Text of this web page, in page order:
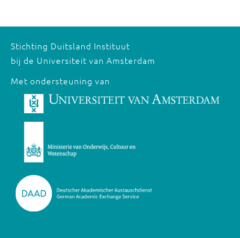
Stichting Duitsland Instituut
bij de Universiteit van Amsterdam
Met ondersteuning van